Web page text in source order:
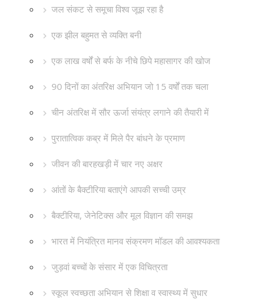
जल संकट से समूचा विश्व जूझ रहा है
एक झील बहुमत से व्यक्ति बनी
एक लाख वर्षों से बर्फ के नीचे छिपे महासागर की खोज
90 दिनों का अंतरिक्ष अभियान जो 15 वर्षों तक चला
चीन अंतरिक्ष में सौर ऊर्जा संयंत्र लगाने की तैयारी में
पुरातात्विक कब्र में मिले पैर बांधने के प्रमाण
जीवन की बारहखड़ी में चार नए अक्षर
आंतों के बैक्टीरिया बताएंगे आपकी सच्ची उम्र
बैक्टीरिया, जेनेटिक्स और मूल विज्ञान की समझ
भारत में नियंत्रित मानव संक्रमण मॉडल की आवश्यकता
जुड़वां बच्चों के संसार में एक विचित्रता
स्कूल स्वच्छता अभियान से शिक्षा व स्वास्थ्य में सुधार